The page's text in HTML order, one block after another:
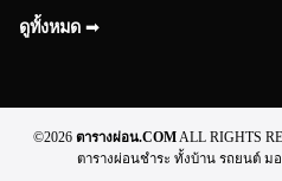
ดูทั้งหมด ➟
©2026 ตารางผ่อน.COM ALL RIGHTS
ตารางผ่อนชำระ ทั้งบ้าน รถยนต์ ม